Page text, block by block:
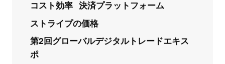
コスト効率 決済プラットフォーム
ストライプの価格
第2回グローバルデジタルトレードエキス
ポ